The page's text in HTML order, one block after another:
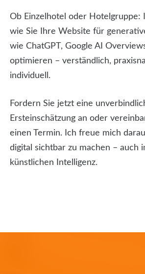
Ob Einzelhotel oder Hotelgruppe:
wie Sie Ihre Website für
wie ChatGPT, Google AI
optimieren – verständlich,
individuell.
Fordern Sie jetzt eine
Ersteinschätzung an oder
einen Termin. Ich freue mich
digital sichtbar zu machen – auch
künstlichen Intelligenz.